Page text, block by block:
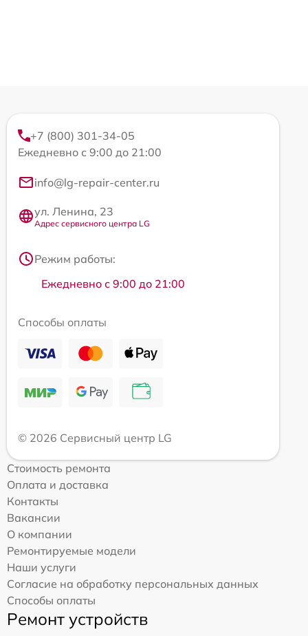
+7 (800) 301-34-05
Ежедневно с 9:00 до 21:00
info@lg-repair-center.ru
ул. Ленина, 23
Адрес сервисного центра LG
Режим работы:
Ежедневно с 9:00 до 21:00
Способы оплаты
© 2026 Сервисный центр LG
Стоимость ремонта
Оплата и доставка
Контакты
Вакансии
О компании
Ремонтируемые модели
Наши услуги
Согласие на обработку персональных данных
Способы оплаты
Ремонт устройств